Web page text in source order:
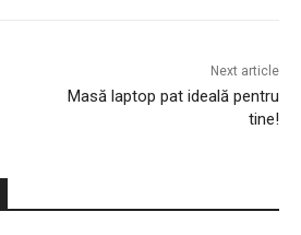
Next article
Masă laptop pat ideală pentru
tine!